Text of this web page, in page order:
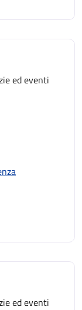
ed eventi
ed eventi